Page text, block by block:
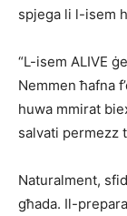
spjega li l-isem
“L-isem ALIVE
Nemmen ħafna
huwa mmirat
salvati permezz
Naturalment,
għada. Il-